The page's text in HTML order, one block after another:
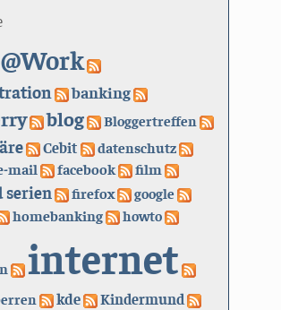
@Work
banking
blog Bloggertreffen
Cebit datenschutz
mail facebook film
serien firefox
google
homebanking howto
internet
kde Kindermund